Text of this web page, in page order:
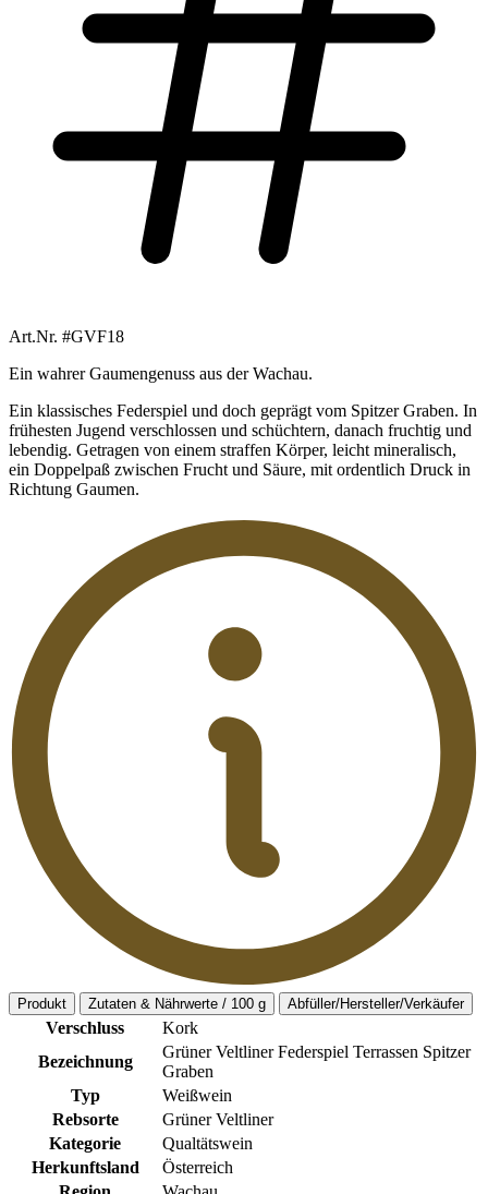
Art.Nr. #GVF18
Ein wahrer Gaumengenuss aus der Wachau.
Ein klassisches Federspiel und doch geprägt vom Spitzer Graben. In
frühesten Jugend verschlossen und schüchtern, danach fruchtig und
lebendig. Getragen von einem straffen Körper, leicht mineralisch,
ein Doppelpaß zwischen Frucht und Säure, mit ordentlich Druck in
Richtung Gaumen.
Produkt Zutaten & Nährwerte / 100 g Abfüller/Hersteller/Verkäufer
Verschluss
Kork
Bezeichnung
Grüner Veltliner Federspiel Terrassen Spitzer
Graben
Typ
Weißwein
Rebsorte
Grüner Veltliner
Kategorie
Qualtätswein
Herkunftsland
Österreich